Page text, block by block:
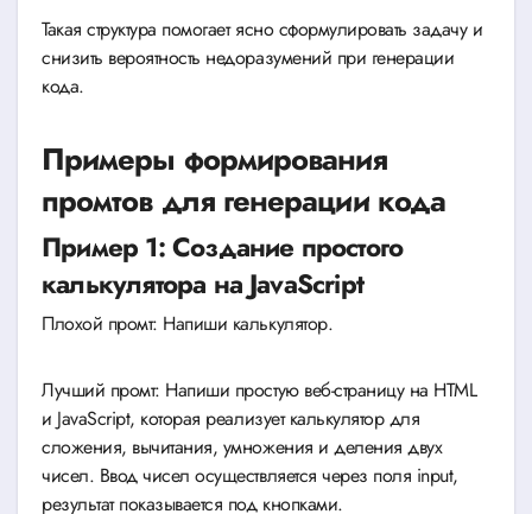
Такая структура помогает ясно сформулировать задачу и
снизить вероятность недоразумений при генерации
кода.
Примеры формирования
промтов для генерации кода
Пример 1: Создание простого
калькулятора на JavaScript
Плохой промт: Напиши калькулятор.
Лучший промт: Напиши простую веб-страницу на HTML
и JavaScript, которая реализует калькулятор для
сложения, вычитания, умножения и деления двух
чисел. Ввод чисел осуществляется через поля input,
результат показывается под кнопками.